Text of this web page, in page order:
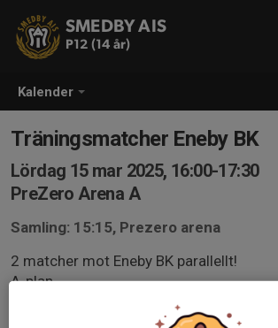
Kalender
SMEDBY AIS
P12 (14 år)
Träningsmatcher Eneby BK
Lördag 15 mar 2025, 16:00-17:30
PreZero Arena A
Samling: 15:15, Prezero arena
2 matcher mot Eneby BK parallellt!
A-plan